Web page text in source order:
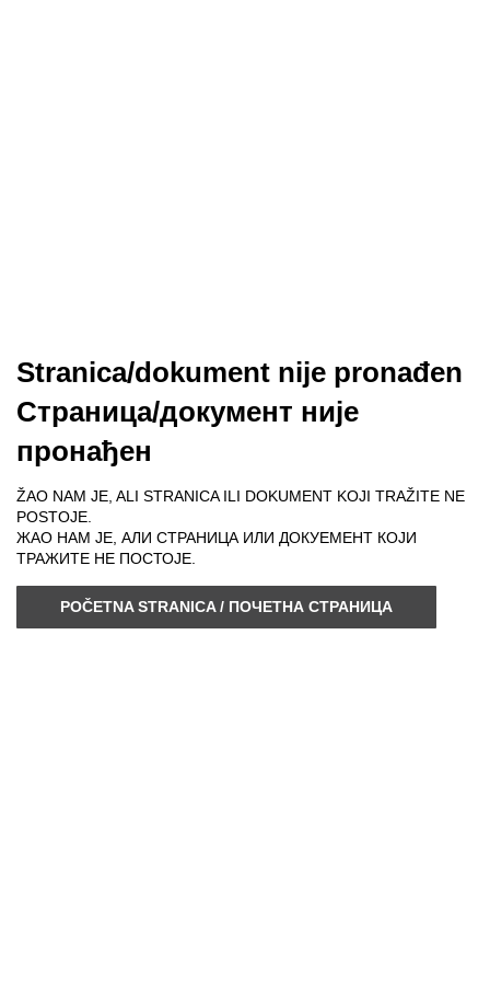
Stranica/dokument nije pronađen
Страница/документ није
пронађен
ŽAO NAM JE, ALI STRANICA ILI DOKUMENT KOJI TRAŽITE NE
POSTOJE.
ЖАО НАМ ЈЕ, АЛИ СТРАНИЦА ИЛИ ДОКУЕМЕНТ КОЈИ
ТРАЖИТЕ НЕ ПОСТОЈЕ.
POČETNA STRANICA / ПОЧЕТНА СТРАНИЦА